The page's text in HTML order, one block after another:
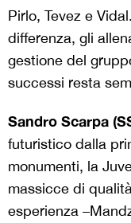
Pirlo, Tevez e
differenza, gli
gestione del
successi resta
Sandro Scarpa
futuristico dalla
monumenti, la
massicce di
esperienza